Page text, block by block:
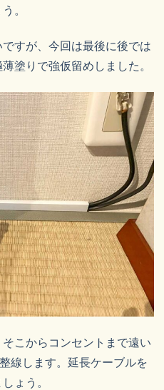
。
すが、今回は最後に後では
塗りで強仮留めしました。
こからコンセントまで遠い
線します。延長ケーブルを
ょう。